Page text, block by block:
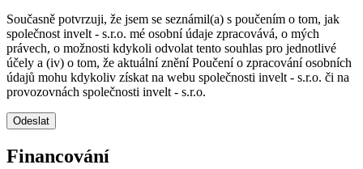
Současně potvrzuji, že jsem se seznámil(a) s poučením o tom, jak
společnost invelt - s.r.o. mé osobní údaje zpracovává, o mých
právech, o možnosti kdykoli odvolat tento souhlas pro jednotlivé
účely a (iv) o tom, že aktuální znění Poučení o zpracování osobních
údajů mohu kdykoliv získat na webu společnosti invelt - s.r.o. či na
provozovnách společnosti invelt - s.r.o.
Odeslat
Financování